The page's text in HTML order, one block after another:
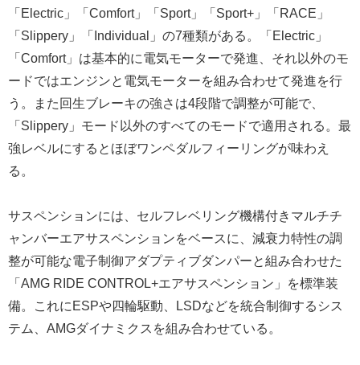
「Electric」「Comfort」「Sport」「Sport+」「RACE」
「Slippery」「Individual」の7種類がある。「Electric」
「Comfort」は基本的に電気モーターで発進、それ以外のモ
ードではエンジンと電気モーターを組み合わせて発進を行
う。また回生ブレーキの強さは4段階で調整が可能で、
「Slippery」モード以外のすべてのモードで適用される。最
強レベルにするとほぼワンペダルフィーリングが味わえ
る。
サスペンションには、セルフレベリング機構付きマルチチ
ャンバーエアサスペンションをベースに、減衰力特性の調
整が可能な電子制御アダプティブダンパーと組み合わせた
「AMG RIDE CONTROL+エアサスペンション」を標準装
備。これにESPや四輪駆動、LSDなどを統合制御するシス
テム、AMGダイナミクスを組み合わせている。